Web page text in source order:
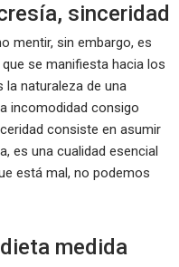
sinceridad
mentir, sin embargo, es
se manifiesta hacia los
la naturaleza de una
incomodidad consigo
consiste en asumir
es una cualidad esencial
está mal, no podemos
dieta medida